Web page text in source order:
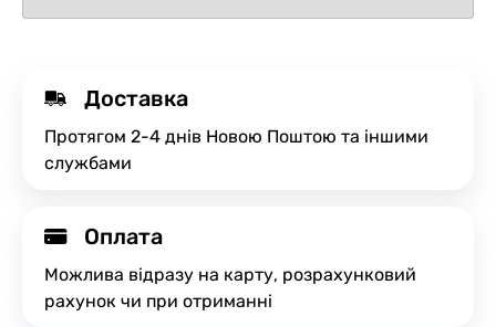
Доставка
Протягом 2-4 днів Новою Поштою та іншими
службами
Оплата
Можлива відразу на карту, розрахунковий
рахунок чи при отриманні